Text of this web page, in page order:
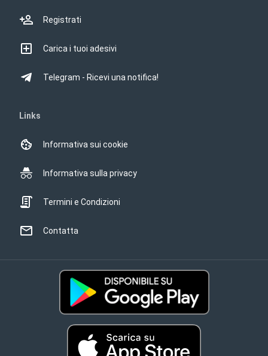
Registrati
Carica i tuoi adesivi
Telegram - Ricevi una notifica!
Links
Informativa sui cookie
Informativa sulla privacy
Termini e Condizioni
Contatta